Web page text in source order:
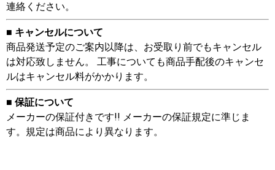
連絡ください。
■ キャンセルについて
商品発送予定のご案内以降は、お受取り前でもキャンセル
は対応致しません。 工事についても商品手配後のキャンセ
ルはキャンセル料がかかります。
■ 保証について
メーカーの保証付きです!! メーカーの保証規定に準じま
す。規定は商品により異なります。